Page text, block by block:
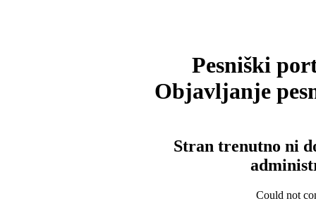
Pesniški
Objavljanje
Stran trenutno ni
Could not